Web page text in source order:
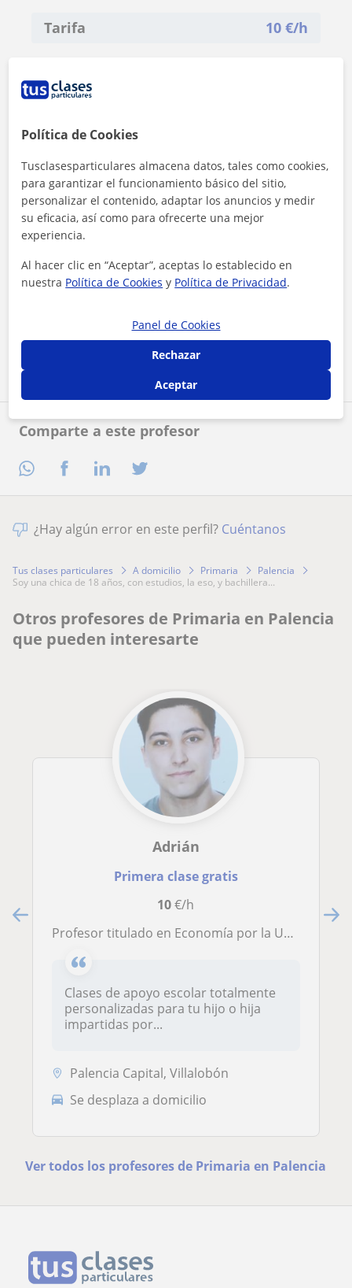
Comparte a este profesor
Tarifa 10 €/h
Contactar ahora
¿Hay algún error en este perfil? Cuéntanos
Tus clases particulares A domicilio Primaria
Palencia
soy una chica de 18 años, con estudios, la eso, y bachillera...
Otros profesores de Primaria en Palencia
que pueden interesarte
Adrián
Primera clase gratis
10€/h
Profesor titulado en Economía por la Uva, estudiante del máster en Investigación Económica
Clases de apoyo escolar totalmente
personalizadas para tu hijo o hija
impartidas por...
Palencia Capital, Villalobón
Se desplaza a domicilio
Ver todos los profesores de Primaria en Palencia
Política de Cookies
Tusclasesparticulares almacena datos, tales como cookies,
para garantizar el funcionamiento básico del sitio,
personalizar el contenido, adaptar los anuncios y medir
su eficacia, así como para ofrecerte una mejor
experiencia.
Al hacer clic en “Aceptar”, aceptas lo establecido en
nuestra Política de Cookies y Política de Privacidad.
Panel de Cookies
Rechazar
Aceptar